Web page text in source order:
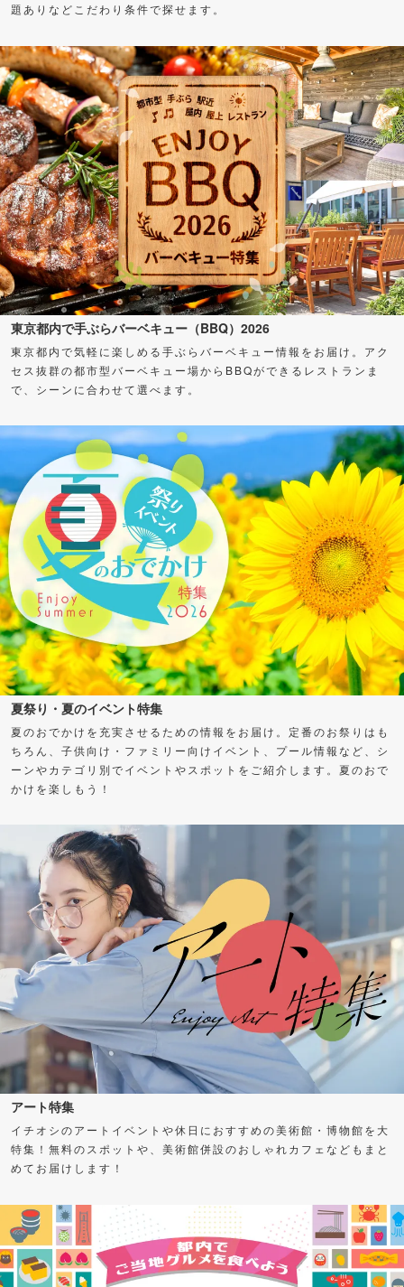
題ありなどこだわり条件で探せます。
東京都内で手ぶらバーベキュー（BBQ）2026
東京都内で気軽に楽しめる手ぶらバーベキュー情報をお届け。アク
セス抜群の都市型バーベキュー場からBBQができるレストランま
で、シーンに合わせて選べます。
夏祭り・夏のイベント特集
夏のおでかけを充実させるための情報をお届け。定番のお祭りはも
ちろん、子供向け・ファミリー向けイベント、プール情報など、シ
ーンやカテゴリ別でイベントやスポットをご紹介します。夏のおで
かけを楽しもう！
アート特集
イチオシのアートイベントや休日におすすめの美術館・博物館を大
特集！無料のスポットや、美術館併設のおしゃれカフェなどもまと
めてお届けします！